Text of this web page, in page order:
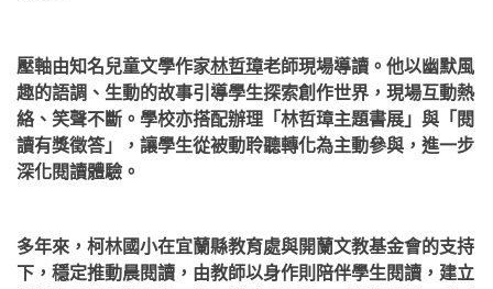
壓軸由知名兒童文學作家林哲璋老師現場導讀。他以幽默風
趣的語調、生動的故事引導學生探索創作世界，現場互動熱
絡、笑聲不斷。學校亦搭配辦理「林哲璋主題書展」與「閱
讀有獎徵答」，讓學生從被動聆聽轉化為主動參與，進一步
深化閱讀體驗。
多年來，柯林國小在宜蘭縣教育處與開蘭文教基金會的支持
下，穩定推動晨閱讀，由教師以身作則陪伴學生閱讀，建立